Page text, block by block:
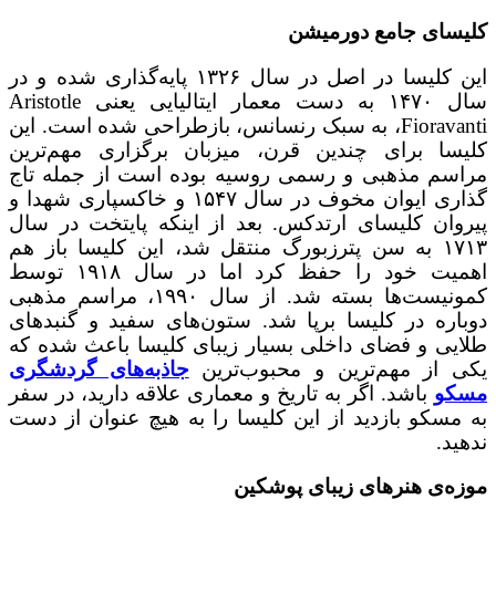
کلیسای جامع دورمیشن
این کلیسا در اصل در سال ۱۳۲۶ پایه‌گذاری شده و در
سال ۱۴۷۰ به دست معمار ایتالیایی یعنی Aristotle
Fioravanti، به سبک رنسانس، بازطراحی شده است. این
کلیسا برای چندین قرن، میزبان برگزاری مهم‌ترین
مراسم مذهبی و رسمی روسیه بوده است از جمله تاج
گذاری ایوان مخوف در سال ۱۵۴۷ و خاکسپاری شهدا و
پیروان کلیسای ارتدکس. بعد از اینکه پایتخت در سال
۱۷۱۳ به سن پترزبورگ منتقل شد، این کلیسا باز هم
اهمیت خود را حفظ کرد اما در سال ۱۹۱۸ توسط
کمونیست‌ها بسته شد. از سال ۱۹۹۰، مراسم مذهبی
دوباره در کلیسا برپا شد. ستون‌های سفید و گنبدهای
طلایی و فضای داخلی بسیار زیبای کلیسا باعث شده که
یکی از مهم‌ترین و محبوب‌ترینجاذبه‌های گردشگری
مسکو باشد. اگر به تاریخ و معماری علاقه دارید، در سفر
به مسکو بازدید از این کلیسا را به هیچ عنوان از دست
ندهید.
موزه‌ی هنرهای زیبای پوشکین